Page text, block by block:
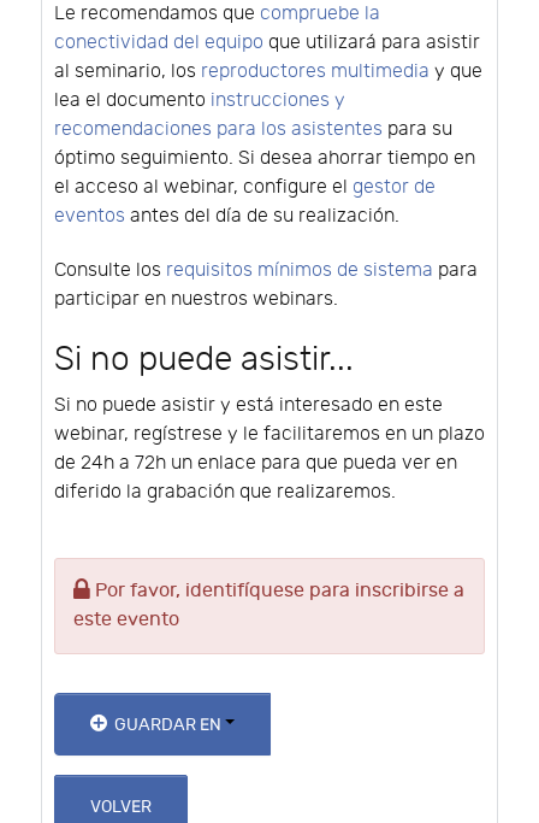
Le recomendamos que compruebe la
conectividad del equipo que utilizará para asistir
al seminario, los reproductores multimedia y que
lea el documento instrucciones y
recomendaciones para los asistentes para su
óptimo seguimiento. Si desea ahorrar tiempo en
el acceso al webinar, configure el gestor de
eventos antes del día de su realización.
Consulte los requisitos mínimos de sistema para
participar en nuestros webinars.
Si no puede asistir...
Si no puede asistir y está interesado en este
webinar, regístrese y le facilitaremos en un plazo
de 24h a 72h un enlace para que pueda ver en
diferido la grabación que realizaremos.
Por favor, identifíquese para inscribirse a
este evento
GUARDAR EN
VOLVER